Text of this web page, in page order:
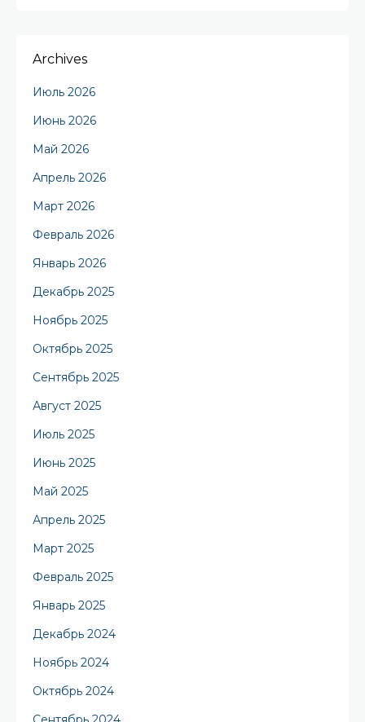
Archives
Июль 2026
Июнь 2026
Май 2026
Апрель 2026
Март 2026
Февраль 2026
Январь 2026
Декабрь 2025
Ноябрь 2025
Октябрь 2025
Сентябрь 2025
Август 2025
Июль 2025
Июнь 2025
Май 2025
Апрель 2025
Март 2025
Февраль 2025
Январь 2025
Декабрь 2024
Ноябрь 2024
Октябрь 2024